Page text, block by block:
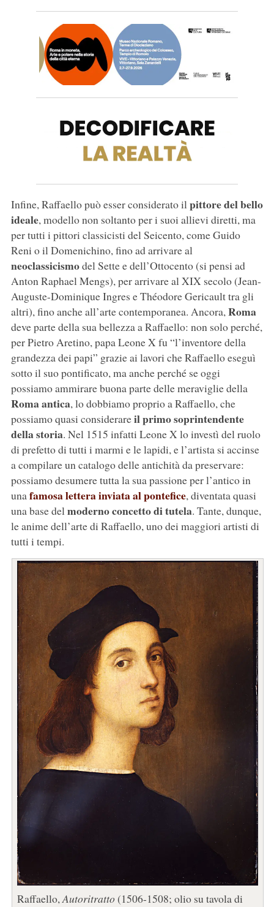
Infine, Raffaello può esser considerato ilpittore del bello
ideale, modello non soltanto per i suoi allievi diretti, ma
per tutti i pittori classicisti del Seicento, come Guido
Reni o il Domenichino, fino ad arrivare al
neoclassicismodel Sette e dell’Ottocento (si pensi ad
Anton Raphael Mengs), per arrivare al XIX secolo (Jean-
Auguste-Dominique Ingres e Théodore Gericault tra gli
altri), fino anche all’arte contemporanea. Ancora,Roma
deve parte della sua bellezza a Raffaello: non solo perché,
per Pietro Aretino, papa Leone X fu “l’inventore della
grandezza dei papi” grazie ai lavori che Raffaello eseguì
sotto il suo pontificato, ma anche perché se oggi
possiamo ammirare buona parte delle meraviglie della
Roma antica, lo dobbiamo proprio a Raffaello, che
possiamo quasi considerareil primo soprintendente
della storia. Nel 1515 infatti Leone X lo investì del ruolo
di prefetto di tutti i marmi e le lapidi, e l’artista si accinse
a compilare un catalogo delle antichità da preservare:
possiamo desumere tutta la sua passione per l’antico in
unafamosa lettera inviata al pontefice, diventata quasi
una base delmoderno concetto di tutela. Tante, dunque,
le anime dell’arte di Raffaello, uno dei maggiori artisti di
tutti i tempi.
Raffaello,Autoritratto(1506-1508; olio su tavola di